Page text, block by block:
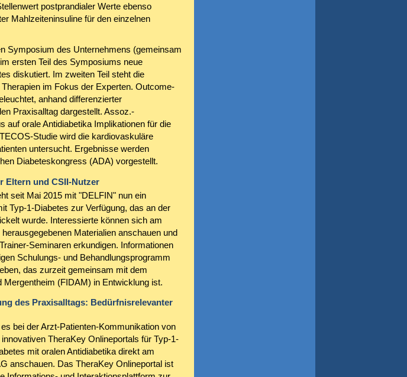
postprandialer Werte ebenso
Mahlzeiteninsuline für den einzelnen
Symposium des Unternehmens (gemeinsam
ersten Teil des Symposiums neue
diskutiert. Im zweiten Teil steht die
im Fokus der Experten. Outcome-
anhand differenzierter
Praxisalltag dargestellt. Assoz.-
auf orale Antidiabetika Implikationen für die
Studie wird die kardiovaskuläre
untersucht. Ergebnisse werden
Diabeteskongress (ADA) vorgestellt.
Eltern und CSII-Nutzer
seit Mai 2015 mit "DELFIN" nun ein
Typ-1-Diabetes zur Verfügung, das an der
wurde. Interessierte können sich am
Materialien anschauen und
Seminaren erkundigen. Informationen
Schulungs- und Behandlungsprogramm
das zurzeit gemeinsam mit dem
(FIDAM) in Entwicklung ist.
des Praxisalltags: Bedürfnisrelevanter
bei der Arzt-Patienten-Kommunikation von
TheraKey Onlineportals für Typ-1-
mit oralen Antidiabetika direkt am
anschauen. Das TheraKey Onlineportal ist